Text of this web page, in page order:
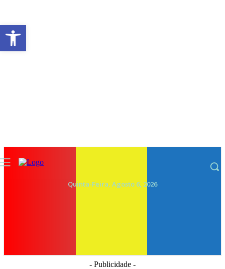
Quinta-Feira, Agosto 6, 2026
- Publicidade -
Abrir a barra de ferramentas